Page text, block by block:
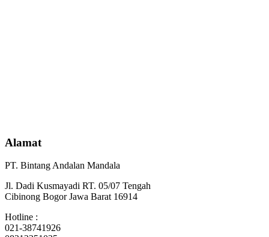
Alamat
PT. Bintang Andalan Mandala
Jl. Dadi Kusmayadi RT. 05/07 Tengah
Cibinong Bogor Jawa Barat 16914
Hotline :
021-38741926